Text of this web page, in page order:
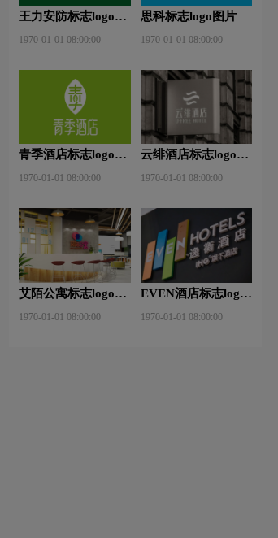
王力安防标志logo图
1970-01-01 08:00:00
思科标志logo图片
1970-01-01 08:00:00
青季酒店标志logo图
1970-01-01 08:00:00
云绯酒店标志logo图
1970-01-01 08:00:00
艾陌公寓标志logo图
1970-01-01 08:00:00
EVEN酒店标志logo
1970-01-01 08:00:00